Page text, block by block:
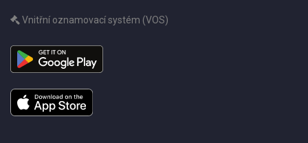
Vnitřní oznamovací systém (VOS)